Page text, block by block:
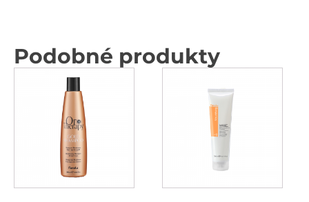
Podobné produkty